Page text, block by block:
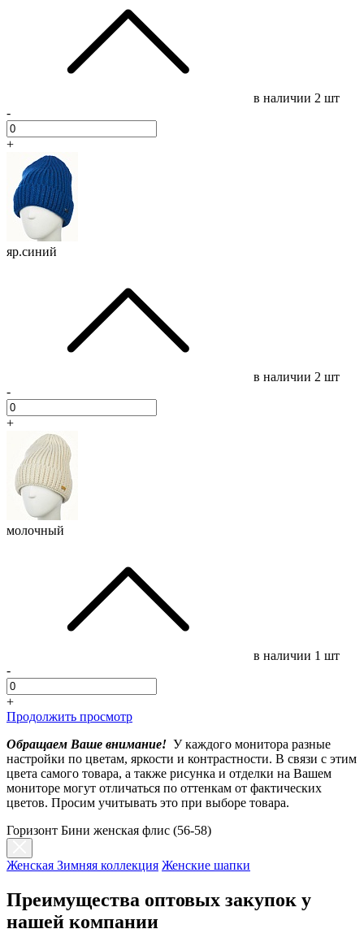
в наличии 2 шт
-
+
яр.синий
в наличии 2 шт
-
+
молочный
в наличии 1 шт
-
+
Продолжить просмотр
Обращаем Ваше внимание! У каждого монитора разные
настройки по цветам, яркости и контрастности. В связи с этим
цвета самого товара, а также рисунка и отделки на Вашем
мониторе могут отличаться по оттенкам от фактических
цветов. Просим учитывать это при выборе товара.
Горизонт Бини женская флис (56-58)
Женская Зимняя коллекция Женские шапки
Преимущества оптовых закупок у
нашей компании